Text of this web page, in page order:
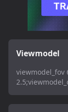
Viewmodel
viewmodel_fov